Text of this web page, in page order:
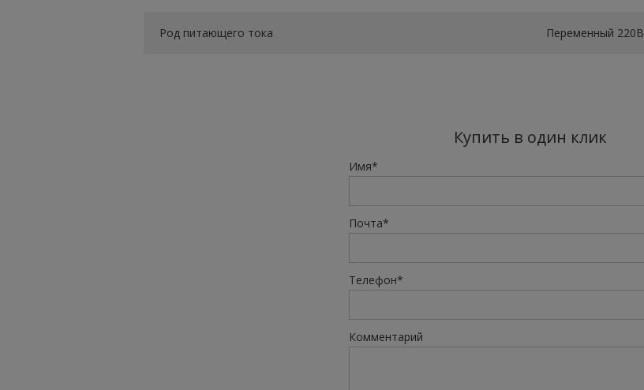
Род питающего тока Переменный 220В
Купить в один клик
Имя*
Почта*
Телефон*
Комментарий